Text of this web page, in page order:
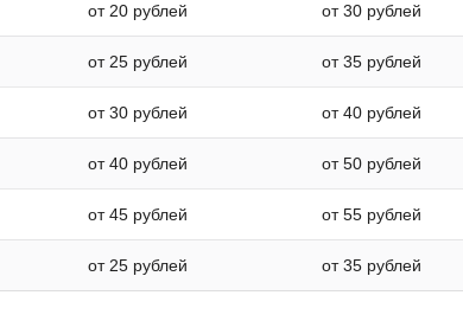
от 20 рублей от 30 рублей
от 25 рублей от 35 рублей
от 30 рублей от 40 рублей
от 40 рублей от 50 рублей
от 45 рублей от 55 рублей
от 25 рублей от 35 рублей